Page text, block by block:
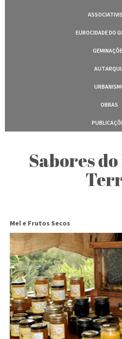
EUROCIDADE DO
OBRAS
Sabores
Mel e Frutos Secos